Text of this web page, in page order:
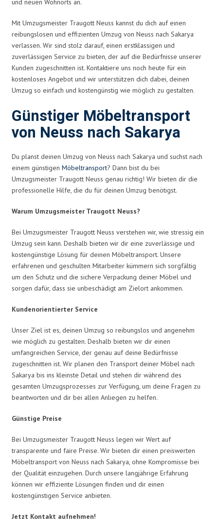
und neuen Wohnorts an.
Mit Umzugsmeister Traugott Neuss kannst du dich auf einen
reibungslosen und effizienten Umzug von Neuss nach Sakarya
verlassen. Wir sind stolz darauf, einen erstklassigen und
zuverlässigen Service zu bieten, der auf die Bedürfnisse unserer
Kunden zugeschnitten ist. Kontaktiere uns noch heute für ein
kostenloses Angebot und wir unterstützen dich dabei, deinen
Umzug so einfach und kostengünstig wie möglich zu gestalten.
Günstiger Möbeltransport
von Neuss nach Sakarya
Du planst deinen Umzug von Neuss nach Sakarya und suchst nach
einem günstigen Möbeltransport? Dann bist du bei
Umzugsmeister Traugott Neuss genau richtig! Wir bieten dir die
professionelle Hilfe, die du für deinen Umzug benötigst.
Warum Umzugsmeister Traugott Neuss?
Bei Umzugsmeister Traugott Neuss verstehen wir, wie stressig ein
Umzug sein kann. Deshalb bieten wir dir eine zuverlässige und
kostengünstige Lösung für deinen Möbeltransport. Unsere
erfahrenen und geschulten Mitarbeiter kümmern sich sorgfältig
um den Schutz und die sichere Verpackung deiner Möbel und
sorgen dafür, dass sie unbeschädigt am Zielort ankommen.
Kundenorientierter Service
Unser Ziel ist es, deinen Umzug so reibungslos und angenehm
wie möglich zu gestalten. Deshalb bieten wir dir einen
umfangreichen Service, der genau auf deine Bedürfnisse
zugeschnitten ist. Wir planen den Transport deiner Möbel nach
Sakarya bis ins kleinste Detail und stehen dir während des
gesamten Umzugsprozesses zur Verfügung, um deine Fragen zu
beantworten und dir bei allen Anliegen zu helfen.
Günstige Preise
Bei Umzugsmeister Traugott Neuss legen wir Wert auf
transparente und faire Preise. Wir bieten dir einen preiswerten
Möbeltransport von Neuss nach Sakarya, ohne Kompromisse bei
der Qualität einzugehen. Durch unsere langjährige Erfahrung
können wir effiziente Lösungen finden und dir einen
kostengünstigen Service anbieten.
Jetzt Kontakt aufnehmen!